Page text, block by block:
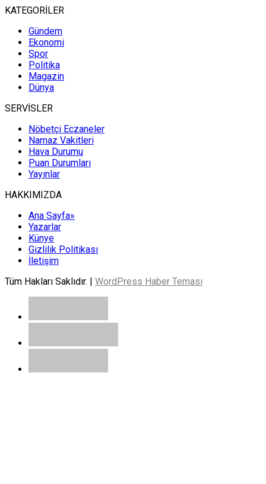
KATEGORİLER
Gündem
Ekonomi
Spor
Politika
Magazin
Dünya
SERVİSLER
Nöbetçi Eczaneler
Namaz Vakitleri
Hava Durumu
Puan Durumları
Yayınlar
HAKKIMIZDA
Ana Sayfa»
Yazarlar
Künye
Gizlilik Politikası
İletişim
Tüm Hakları Saklıdır. | WordPress Haber Teması